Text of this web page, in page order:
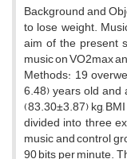
Background and
to lose weight.
aim of the present
music on VO2max
Methods: 19
6.48) years old
(83.30±3.87) kg,
divided into three
music and control